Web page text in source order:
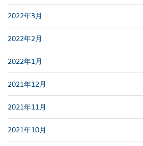
2022年3月
2022年2月
2022年1月
2021年12月
2021年11月
2021年10月